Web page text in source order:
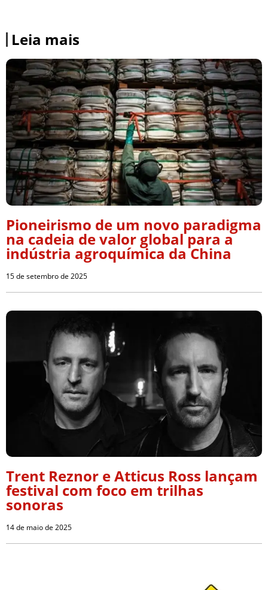
Leia mais
Pioneirismo de um novo paradigma
na cadeia de valor global para a
indústria agroquímica da China
15 de setembro de 2025
Trent Reznor e Atticus Ross lançam
festival com foco em trilhas
sonoras
14 de maio de 2025